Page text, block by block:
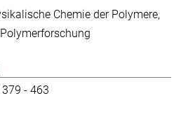
Chemie der Polymere
- 463